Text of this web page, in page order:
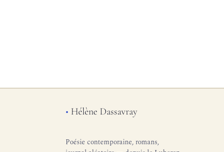
• Hélène Dassavray
Poésie contemporaine, romans,